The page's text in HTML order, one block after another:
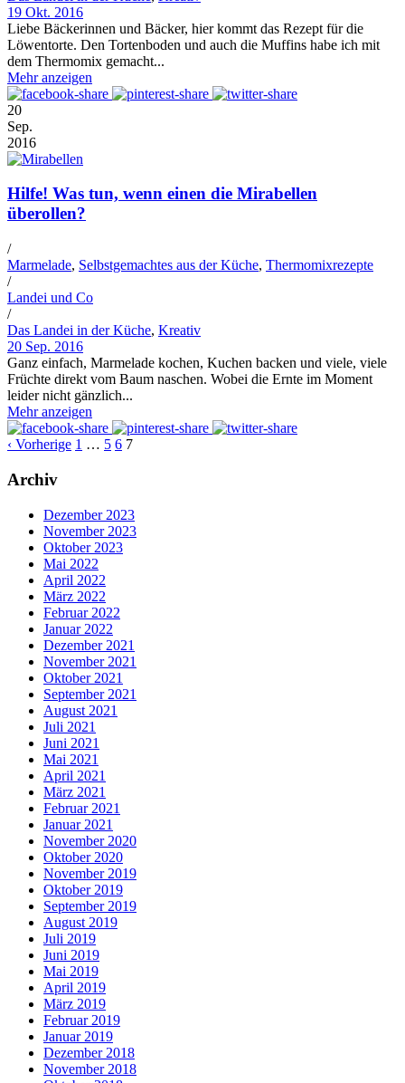
19 Okt. 2016
Liebe Bäckerinnen und Bäcker, hier kommt das Rezept für die
Löwentorte. Den Tortenboden und auch die Muffins habe ich mit
dem Thermomix gemacht...
Mehr anzeigen
20
Sep.
2016
Hilfe! Was tun, wenn einen die Mirabellen
überollen?
/
Marmelade, Selbstgemachtes aus der Küche, Thermomixrezepte
/
Landei und Co
/
Das Landei in der Küche, Kreativ
20 Sep. 2016
Ganz einfach, Marmelade kochen, Kuchen backen und viele, viele
Früchte direkt vom Baum naschen. Wobei die Ernte im Moment
leider nicht gänzlich...
Mehr anzeigen
‹ Vorherige 1 … 5 6 7
Archiv
Dezember 2023
November 2023
Oktober 2023
Mai 2022
April 2022
März 2022
Februar 2022
Januar 2022
Dezember 2021
November 2021
Oktober 2021
September 2021
August 2021
Juli 2021
Juni 2021
Mai 2021
April 2021
März 2021
Februar 2021
Januar 2021
November 2020
Oktober 2020
November 2019
Oktober 2019
September 2019
August 2019
Juli 2019
Juni 2019
Mai 2019
April 2019
März 2019
Februar 2019
Januar 2019
Dezember 2018
November 2018